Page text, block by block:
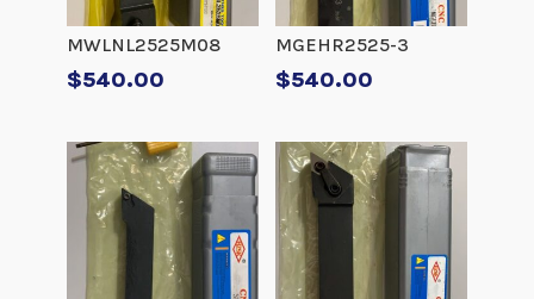
MWLNL2525M08
$540.00
MGEHR2525-3
$540.00